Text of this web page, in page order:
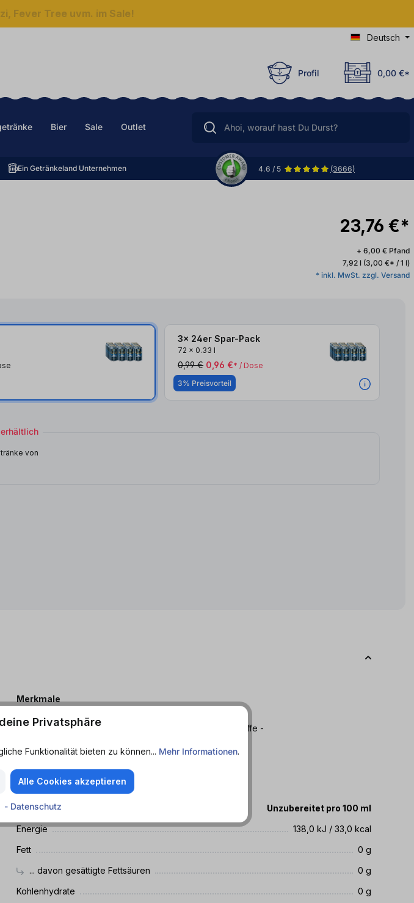
Fever Tree uvm. im Sale!
Deutsch
Profil 0,00 €*
Bier Sale Outlet
Ein Getränkeland Unternehmen 4.6 / 5 (3666)
23,76 €*
+ 6,00 € Pfand
7,92 l (3,00 €* / 1 l)
* inkl. MwSt. zzgl. Versand
3x 24er Spar-Pack
72 x 0.33 l
0,99 € 0,96 €* / Dose
3% Preisvorteil
von
Merkmale
Kalorienarm - Ohne Farbstoffe - Ohne Konservierungsstoffe -
Nährwerte
Durchschnittliche Nährwerte
Unzubereitet pro 100 ml
Energie
138,0 kJ / 33,0 kcal
Fett
0 g
... davon gesättigte Fettsäuren
0 g
Kohlenhydrate
0 g
Privatsphäre
Funktionalität bieten zu können... Mehr Informationen.
Alle Cookies akzeptieren
- Datenschutz